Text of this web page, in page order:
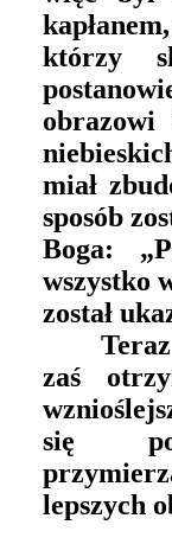
którzy
obrazowi
miał
sposób
Boga:
wszystko
został
Teraz
zaś
się
lepszych